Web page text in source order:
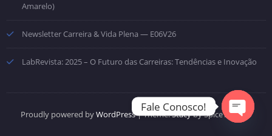
Amarelo)
Newsletter Carreira & Vida Plena — E06V26
LabRevista: 2025 – O Futuro das Carreiras: Tendências e Inovação
Proudly powered byWordPress| Theme:Stacyby SpiceThemes
Fale Conosco!